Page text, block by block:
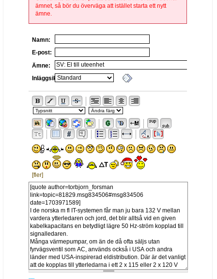
ämnet, så bör du överväga att istället starta ett nytt
ämne.
Namn:
E-post:
Ämne:
Inläggsikon:
[fler]